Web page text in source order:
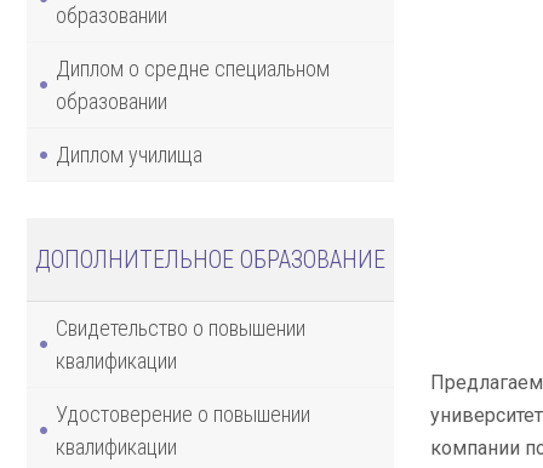
образовании
Диплом о средне специальном
образовании
Диплом училища
ДОПОЛНИТЕЛЬНОЕ ОБРАЗОВАНИЕ
Свидетельство о повышении
квалификации
Удостоверение о повышении
квалификации
компании